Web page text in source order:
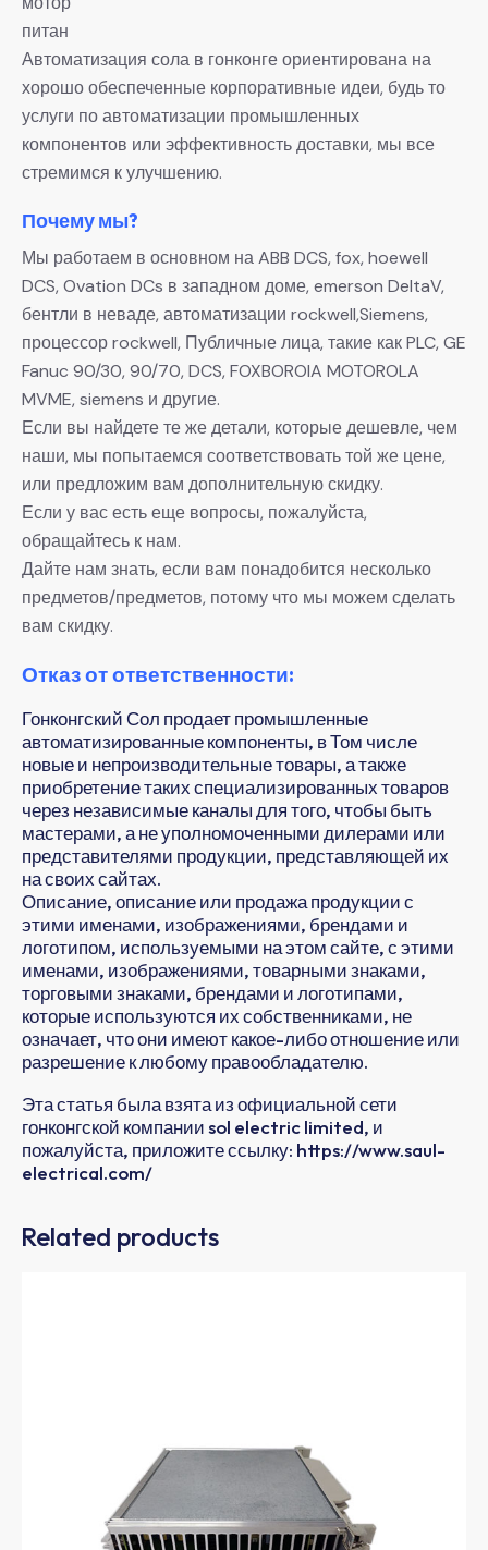
питан
Автоматизация сола в гонконге ориентирована на
хорошо обеспеченные корпоративные идеи, будь то
услуги по автоматизации промышленных
компонентов или эффективность доставки, мы все
стремимся к улучшению.
Почему мы?
Мы работаем в основном на ABB DCS, fox, hoewell
DCS, Ovation DCs в западном доме, emerson DeltaV,
бентли в неваде, автоматизации rockwell,Siemens,
процессор rockwell, Публичные лица, такие как PLC, GE
Fanuc 90/30, 90/70, DCS, FOXBOROIA MOTOROLA
MVME, siemens и другие.
Если вы найдете те же детали, которые дешевле, чем
наши, мы попытаемся соответствовать той же цене,
или предложим вам дополнительную скидку.
Если у вас есть еще вопросы, пожалуйста,
обращайтесь к нам.
Дайте нам знать, если вам понадобится несколько
предметов/предметов, потому что мы можем сделать
вам скидку.
Отказ от ответственности:
Гонконгский Сол продает промышленные
автоматизированные компоненты, в Том числе
новые и непроизводительные товары, а также
приобретение таких специализированных товаров
через независимые каналы для того, чтобы быть
мастерами, а не уполномоченными дилерами или
представителями продукции, представляющей их
на своих сайтах.
Описание, описание или продажа продукции с
этими именами, изображениями, брендами и
логотипом, используемыми на этом сайте, с этими
именами, изображениями, товарными знаками,
торговыми знаками, брендами и логотипами,
которые используются их собственниками, не
означает, что они имеют какое-либо отношение или
разрешение к любому правообладателю.
Эта статья была взята из официальной сети
гонконгской компании sol electric limited, и
пожалуйста, приложите ссылку: https://www.saul-
electrical.com/
Related products